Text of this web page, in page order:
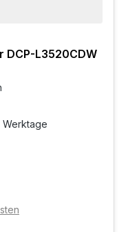
L3520CDW
Werktage